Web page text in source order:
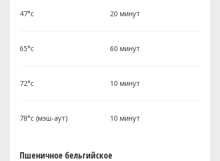
47°c 20 минут
65°c 60 минут
72°c 10 минут
78°c (мэш-аут) 10 минут
Пшеничное бельгийское